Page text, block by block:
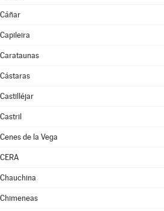
Cáñar
Capileira
Carataunas
Cástaras
Castilléjar
Castril
Cenes de la Vega
CERA
Chauchina
Chimeneas